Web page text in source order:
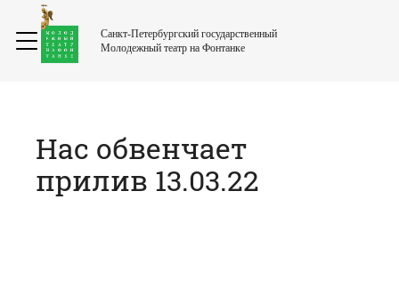
Санкт-Петербургский государственный
Молодежный театр на Фонтанке
Нас обвенчает
прилив 13.03.22